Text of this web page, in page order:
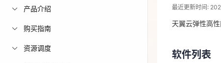
助力您的业务扬
爆款云主机全
产品介绍
购买指南
资源调度
最近更新时间:
软件列表
天翼云弹性高
软件列表